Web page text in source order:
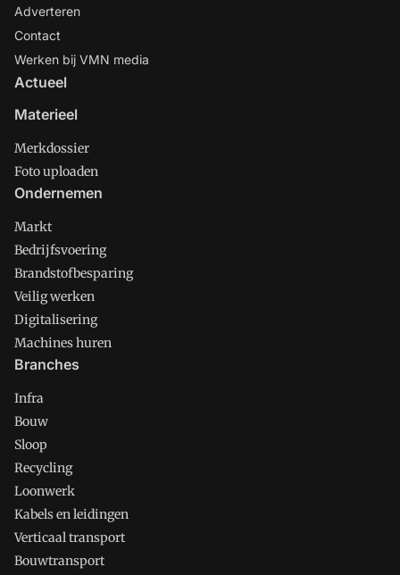
Adverteren
Contact
Werken bij VMN media
Actueel
Materieel
Merkdossier
Foto uploaden
Ondernemen
Markt
Bedrijfsvoering
Brandstofbesparing
Veilig werken
Digitalisering
Machines huren
Branches
Infra
Bouw
Sloop
Recycling
Loonwerk
Kabels en leidingen
Verticaal transport
Bouwtransport